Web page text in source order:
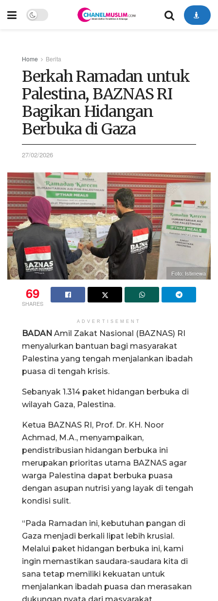
Home Berita
Berkah Ramadan untuk
Palestina, BAZNAS RI
Bagikan Hidangan
Berbuka di Gaza
27/02/2026
Foto: Istimewa
69
SHARES
ADVERTISEMENT
BADAN Amil Zakat Nasional (BAZNAS) RI
menyalurkan bantuan bagi masyarakat
Palestina yang tengah menjalankan ibadah
puasa di tengah krisis.
Sebanyak 1.314 paket hidangan berbuka di
wilayah Gaza, Palestina.
Ketua BAZNAS RI, Prof. Dr. KH. Noor
Achmad, M.A., menyampaikan,
pendistribusian hidangan berbuka ini
merupakan prioritas utama BAZNAS agar
warga Palestina dapat berbuka puasa
dengan asupan nutrisi yang layak di tengah
kondisi sulit.
“Pada Ramadan ini, kebutuhan pangan di
Gaza menjadi berkali lipat lebih krusial.
Melalui paket hidangan berbuka ini, kami
ingin memastikan saudara-saudara kita di
sana tetap memiliki kekuatan untuk
menjalankan ibadah puasa dan merasakan